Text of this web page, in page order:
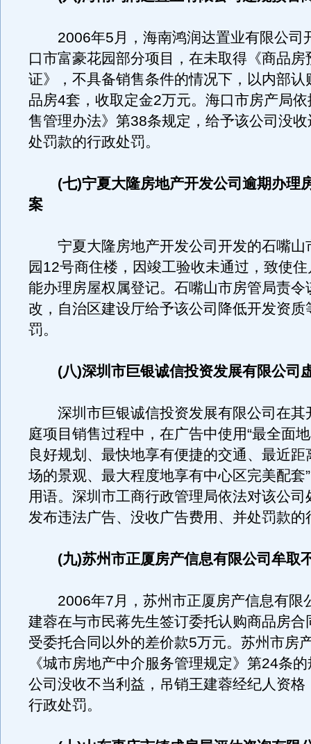
2006年5月，海南鸿润达置业有限公司
口市富豪花园部分项目，在未取得《商品房
证》，不具备销售条件的情况下，以内部认
品房4套，收取定金2万元。海口市房产局
售管理办法》第38条规定，给予该公司没
处罚款的行政处罚。
(七)宁夏大隆房地产开发公司逾期办理
案
宁夏大隆房地产开发公司开发的石嘴山
园12号商住楼，因竣工验收未通过，致使
能办理房屋权属登记。石嘴山市房管局责令
改，自治区建设厅给予该公司降低开发资质
罚。
(八)深圳市巨银诚信投资发展有限公司
深圳市巨银诚信投资发展有限公司在其
庭项目销售过程中，在广告中使用“最全面
良好规划、最快地享有便捷的交通、最近距
场的景观、最大程度地享有中心区完美配套
用语。深圳市工商行政管理局依法对该公司
发布违法广告、没收广告费用、并处罚款的
(九)苏州市正厦房产信息有限公司牟取
2006年7月，苏州市正厦房产信息有限
建蓉在与市民蒋先生签订委托认购商品房合
受委托合同以外的差价款5万元。苏州市房
《城市房地产中介服务管理规定》第24条
公司没收不当利益，吊销王建蓉经纪人资格
行政处罚。